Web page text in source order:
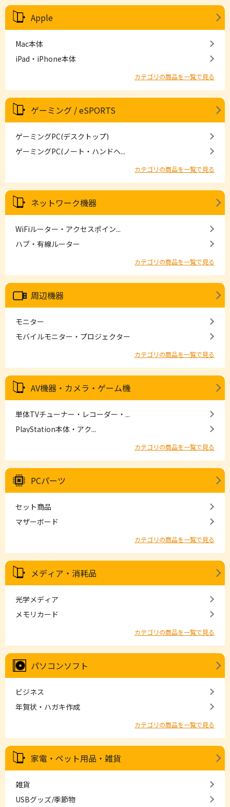
Apple
Mac本体
iPad・iPhone本体
カテゴリの商品を一覧で見る
ゲーミング / eSPORTS
ゲーミングPC(デスクトップ)
ゲーミングPC(ノート・ハンドヘ...
カテゴリの商品を一覧で見る
ネットワーク機器
WiFiルーター・アクセスポイン...
ハブ・有線ルーター
カテゴリの商品を一覧で見る
周辺機器
モニター
モバイルモニター・プロジェクター
カテゴリの商品を一覧で見る
AV機器・カメラ・ゲーム機
単体TVチューナー・レコーダー・...
PlayStation本体・アク...
カテゴリの商品を一覧で見る
PCパーツ
セット商品
マザーボード
カテゴリの商品を一覧で見る
メディア・消耗品
光学メディア
メモリカード
カテゴリの商品を一覧で見る
パソコンソフト
ビジネス
年賀状・ハガキ作成
カテゴリの商品を一覧で見る
家電・ペット用品・雑貨
雑貨
USBグッズ/季節物